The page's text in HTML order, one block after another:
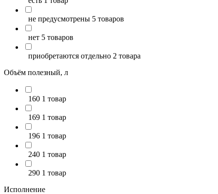
не предусмотрены 5 товаров
нет 5 товаров
приобретаются отдельно 2 товара
Объём полезный, л
160 1 товар
169 1 товар
196 1 товар
240 1 товар
290 1 товар
Исполнение